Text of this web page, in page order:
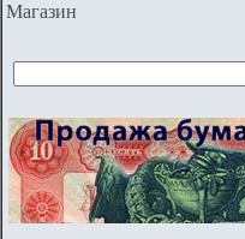
Магазин